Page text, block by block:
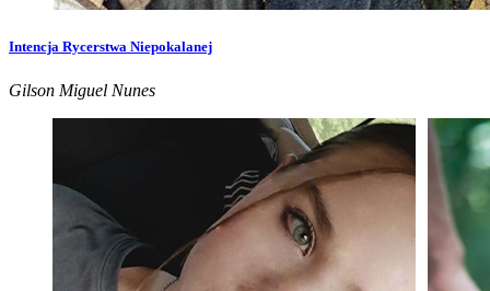
Intencja Rycerstwa Niepokalanej
Gilson Miguel Nunes